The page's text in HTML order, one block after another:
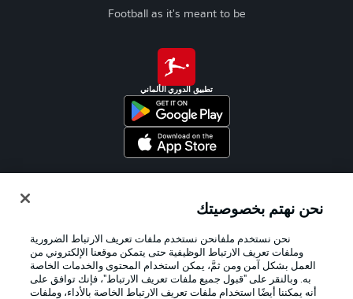
Football as it's meant to be
تطبيق الدوري الألماني
نحن نهتم بخصوصيتك
نحن نستخدم ملفانحن نستخدم ملفات تعريف الارتباط الضرورية
وملفات تعريف الارتباط الوظيفية حتى يتمكن موقعنا الإلكتروني من
العمل بشكل آمن ومن ثمَّ، يمكن استخدام المحتوى والخدمات الخاصة
به. وبالنقر على "قبول جميع ملفات تعريف الارتباط"، فإنك توافق على
أنه يمكننا أيضًا استخدام ملفات تعريف الارتباط الخاصة بالأداء، وملفات